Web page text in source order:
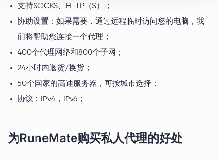
支持SOCKS、HTTP（S）；
协助设置：如果需要，通过远程临时访问您的电脑，我
们将帮助您连接一个代理；
400个代理网络和800个子网；
24小时内退货/换货；
50个国家的高速服务器，可按城市选择；
协议：IPv4，IPv6；
为RuneMate购买私人代理的好处